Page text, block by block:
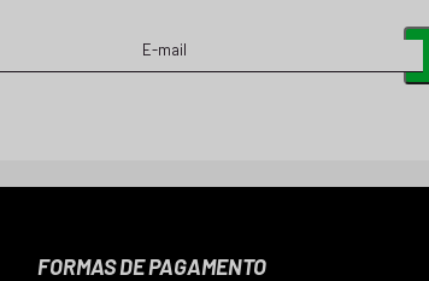
FORMAS DE PAGAMENTO